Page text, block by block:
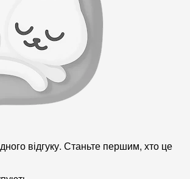
відгуку. Станьте першим, хто це